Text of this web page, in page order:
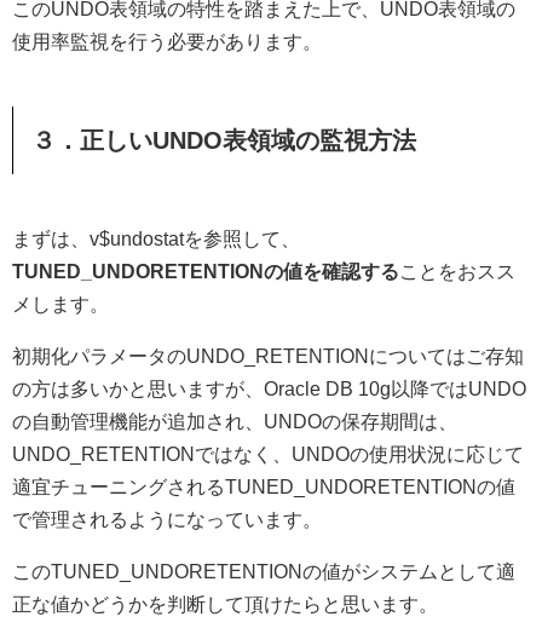
このUNDO表領域の特性を踏まえた上で、UNDO表領域の
使用率監視を行う必要があります。
３．正しいUNDO表領域の監視方法
まずは、v$undostatを参照して、
TUNED_UNDORETENTIONの値を確認することをおスス
メします。
初期化パラメータのUNDO_RETENTIONについてはご存知
の方は多いかと思いますが、Oracle DB 10g以降ではUNDO
の自動管理機能が追加され、UNDOの保存期間は、
UNDO_RETENTIONではなく、UNDOの使用状況に応じて
適宜チューニングされるTUNED_UNDORETENTIONの値
で管理されるようになっています。
このTUNED_UNDORETENTIONの値がシステムとして適
正な値かどうかを判断して頂けたらと思います。